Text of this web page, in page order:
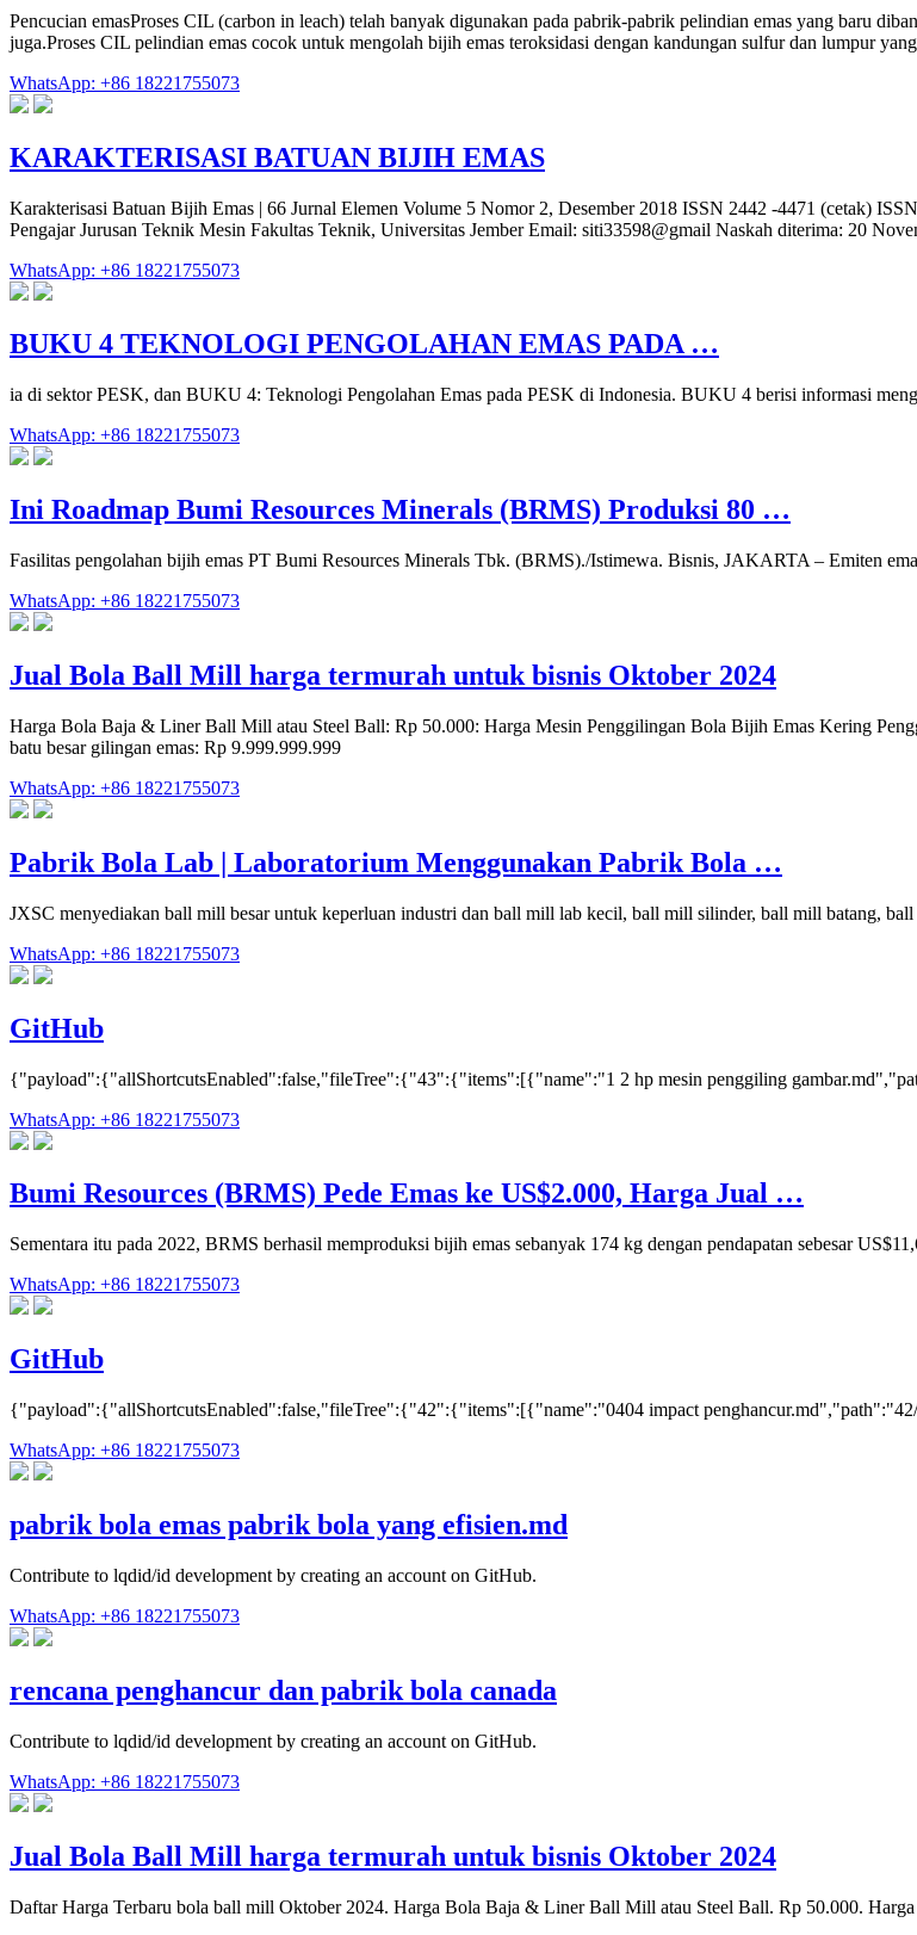
Pencucian emasProses CIL (carbon in leach) telah banyak digunakan pada pabrik-pabrik pelindian emas yang baru
juga.Proses CIL pelindian emas cocok untuk mengolah bijih emas teroksidasi dengan kandungan sulfur dan lumpur
WhatsApp: +86 18221755073
KARAKTERISASI BATUAN BIJIH EMAS
Karakterisasi Batuan Bijih Emas | 66 Jurnal Elemen Volume 5 Nomor 2, Desember 2018 ISSN 2442 -4471
Pengajar Jurusan Teknik Mesin Fakultas Teknik, Universitas Jember Email: siti33598@gmail Naskah diterima: 20
WhatsApp: +86 18221755073
BUKU 4 TEKNOLOGI PENGOLAHAN EMAS PADA …
ia di sektor PESK, dan BUKU 4: Teknologi Pengolahan Emas pada PESK di Indonesia. BUKU 4 berisi informasi
WhatsApp: +86 18221755073
Ini Roadmap Bumi Resources Minerals (BRMS) Produksi 80 …
Fasilitas pengolahan bijih emas PT Bumi Resources Minerals Tbk. (BRMS)./Istimewa. Bisnis, JAKARTA – Emiten
WhatsApp: +86 18221755073
Jual Bola Ball Mill harga termurah untuk bisnis Oktober 2024
Harga Bola Baja & Liner Ball Mill atau Steel Ball: Rp 50.000: Harga Mesin Penggilingan Bola Bijih Emas Kering
batu besar gilingan emas: Rp 9.999.999.999
WhatsApp: +86 18221755073
Pabrik Bola Lab | Laboratorium Menggunakan Pabrik Bola …
JXSC menyediakan ball mill besar untuk keperluan industri dan ball mill lab kecil, ball mill silinder, ball mill batang,
WhatsApp: +86 18221755073
GitHub
{"payload":{"allShortcutsEnabled":false,"fileTree":{"43":{"items":[{"name":"1 2 hp mesin penggiling
WhatsApp: +86 18221755073
Bumi Resources (BRMS) Pede Emas ke US$2.000, Harga Jual …
Sementara itu pada 2022, BRMS berhasil memproduksi bijih emas sebanyak 174 kg dengan pendapatan sebesar
WhatsApp: +86 18221755073
GitHub
{"payload":{"allShortcutsEnabled":false,"fileTree":{"42":{"items":[{"name":"0404 impact
WhatsApp: +86 18221755073
pabrik bola emas pabrik bola yang efisien.md
Contribute to lqdid/id development by creating an account on GitHub.
WhatsApp: +86 18221755073
rencana penghancur dan pabrik bola canada
Contribute to lqdid/id development by creating an account on GitHub.
WhatsApp: +86 18221755073
Jual Bola Ball Mill harga termurah untuk bisnis Oktober 2024
Daftar Harga Terbaru bola ball mill Oktober 2024. Harga Bola Baja & Liner Ball Mill atau Steel Ball. Rp 50.000.